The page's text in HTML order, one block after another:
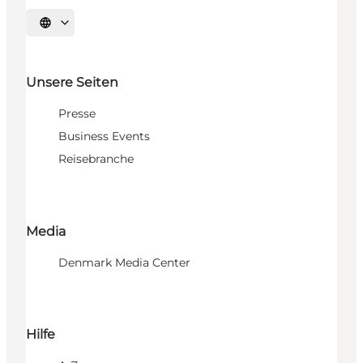
Sprache auswählen
Unsere Seiten
Presse
Business Events
Reisebranche
Media
Denmark Media Center
Hilfe